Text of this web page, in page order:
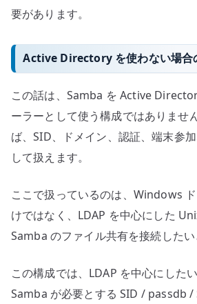
要があります。
Active Directory を使わない場合
この話は、Samba を Active
ーラーとして使う構成ではありませ
ば、SID、ドメイン、認証、端末参
して扱えます。
ここで扱っているのは、Windows
けではなく、LDAP を中心にした
Samba のファイル共有を接続したい
この構成では、LDAP を中心にした
Samba が必要とする SID / passdb /